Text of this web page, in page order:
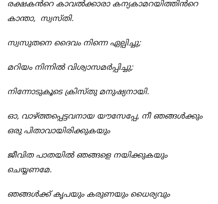
രക്ഷകൻറെ കാവൽക്കാരാ കന്യകാമറയിത്തിൻറെ
കാന്താ, സ്വസ്തി.
സ്വസുതനെ ദൈവം നിന്നെ ഏല്പിച്ചു;
മറിയം നിന്നിൽ വിശ്വാസമർപ്പിച്ചു;
നിന്നോടുകൂടെ ക്രിസ്തു മനുഷ്യനായി.
ഓ, വാഴ്ത്തപ്പെട്ടവനായ യൗസേപ്പേ, നീ ഞങ്ങൾക്കും
ഒരു പിതാവായിരിക്കുകയും
ജീവിത പാതയിൽ ഞങ്ങളെ നയിക്കുകയും
ചെയ്യണമേ.
ഞങ്ങൾക്ക് കൃപയും കരുണയും ധൈര്യവും